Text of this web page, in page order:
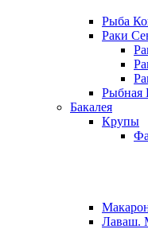
Рыба
Раки
Рыбная
Бакалея
Крупы
Лаваш.